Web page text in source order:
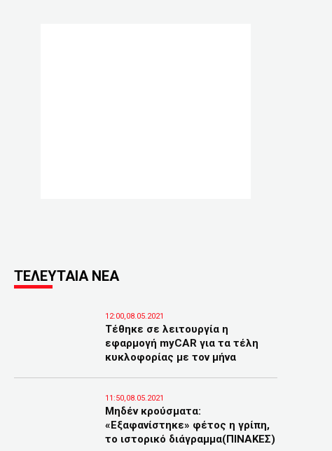
ΤΕΛΕΥΤΑΙΑ ΝΕΑ
12:00,08.05.2021
Τέθηκε σε λειτουργία η
εφαρμογή myCAR για τα τέλη
κυκλοφορίας με τον μήνα
11:50,08.05.2021
Μηδέν κρούσματα:
«Εξαφανίστηκε» φέτος η γρίπη,
το ιστορικό διάγραμμα(ΠΙΝΑΚΕΣ)